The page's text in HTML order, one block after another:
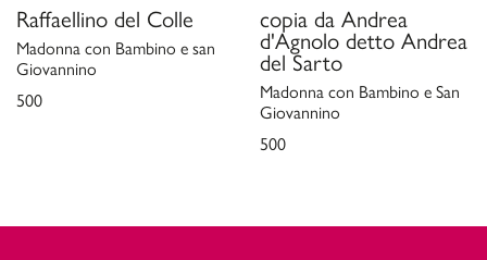
Raffaellino del Colle
Madonna con Bambino e san
Giovannino
500
copia da Andrea
d'Agnolo detto Andrea
del Sarto
Madonna con Bambino e San
Giovannino
500